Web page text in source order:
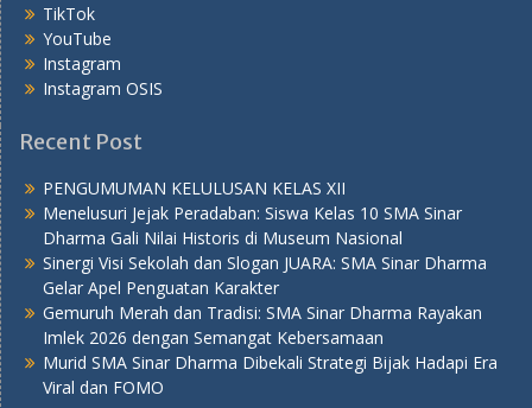
TikTok
YouTube
Instagram
Instagram OSIS
Recent Post
PENGUMUMAN KELULUSAN KELAS XII
Menelusuri Jejak Peradaban: Siswa Kelas 10 SMA Sinar
Dharma Gali Nilai Historis di Museum Nasional
Sinergi Visi Sekolah dan Slogan JUARA: SMA Sinar Dharma
Gelar Apel Penguatan Karakter
Gemuruh Merah dan Tradisi: SMA Sinar Dharma Rayakan
Imlek 2026 dengan Semangat Kebersamaan
Murid SMA Sinar Dharma Dibekali Strategi Bijak Hadapi Era
Viral dan FOMO